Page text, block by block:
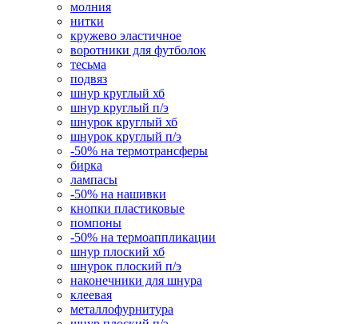
молния
нитки
кружево эластичное
воротники для футболок
тесьма
подвяз
шнур круглый хб
шнур круглый п/э
шнурок круглый хб
шнурок круглый п/э
-50% на термотрансферы
бирка
лампасы
-50% на нашивки
кнопки пластиковые
помпоны
-50% на термоаппликации
шнур плоский хб
шнурок плоский п/э
наконечники для шнура
клеевая
металлофурнитура